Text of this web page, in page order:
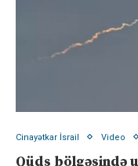
Cinayətkar İsrail Video
Qüds bölgəsində